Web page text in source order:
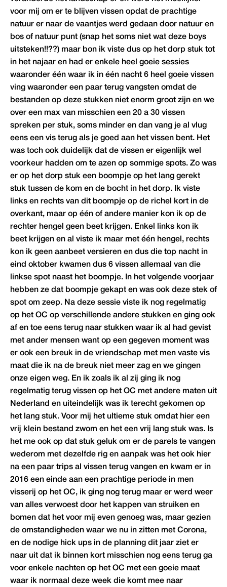
voor mij om er te blijven vissen opdat de prachtige
natuur er naar de vaantjes werd gedaan door natuur en
bos of natuur punt (snap het soms niet wat deze boys
uitsteken!!??) maar bon ik viste dus op het dorp stuk tot
in het najaar en had er enkele heel goeie sessies
waaronder één waar ik in één nacht 6 heel goeie vissen
ving waaronder een paar terug vangsten omdat de
bestanden op deze stukken niet enorm groot zijn en we
over een max van misschien een 20 a 30 vissen
spreken per stuk, soms minder en dan vang je al vlug
eens een vis terug als je goed aan het vissen bent. Het
was toch ook duidelijk dat de vissen er eigenlijk wel
voorkeur hadden om te azen op sommige spots. Zo was
er op het dorp stuk een boompje op het lang gerekt
stuk tussen de kom en de bocht in het dorp. Ik viste
links en rechts van dit boompje op de richel kort in de
overkant, maar op één of andere manier kon ik op de
rechter hengel geen beet krijgen. Enkel links kon ik
beet krijgen en al viste ik maar met één hengel, rechts
kon ik geen aanbeet versieren en dus die top nacht in
eind oktober kwamen dus 6 vissen allemaal van die
linkse spot naast het boompje. In het volgende voorjaar
hebben ze dat boompje gekapt en was ook deze stek of
spot om zeep. Na deze sessie viste ik nog regelmatig
op het OC op verschillende andere stukken en ging ook
af en toe eens terug naar stukken waar ik al had gevist
met ander mensen want op een gegeven moment was
er ook een breuk in de vriendschap met men vaste vis
maat die ik na de breuk niet meer zag en we gingen
onze eigen weg. En ik zoals ik al zij ging ik nog
regelmatig terug vissen op het OC met andere maten uit
Nederland en uiteindelijk was ik terecht gekomen op
het lang stuk. Voor mij het ultieme stuk omdat hier een
vrij klein bestand zwom en het een vrij lang stuk was. Is
het me ook op dat stuk geluk om er de parels te vangen
wederom met dezelfde rig en aanpak was het ook hier
na een paar trips al vissen terug vangen en kwam er in
2016 een einde aan een prachtige periode in men
visserij op het OC, ik ging nog terug maar er werd weer
van alles verwoest door het kappen van struiken en
bomen dat het voor mij even genoeg was, maar gezien
de omstandigheden waar we nu in zitten met Corona,
en de nodige hick ups in de planning dit jaar ziet er
naar uit dat ik binnen kort misschien nog eens terug ga
voor enkele nachten op het OC met een goeie maat
waar ik normaal deze week die komt mee naar